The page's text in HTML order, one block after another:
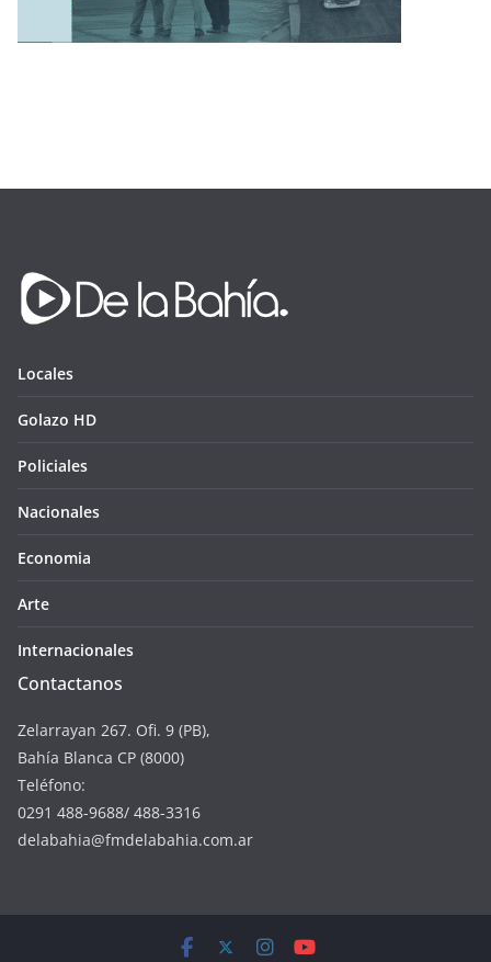
Locales
Golazo HD
Policiales
Nacionales
Economia
Arte
Internacionales
Contactanos
Zelarrayan 267. Ofi. 9 (PB),
Bahía Blanca CP (8000)
Teléfono:
0291 488-9688/ 488-3316
delabahia@fmdelabahia.com.ar